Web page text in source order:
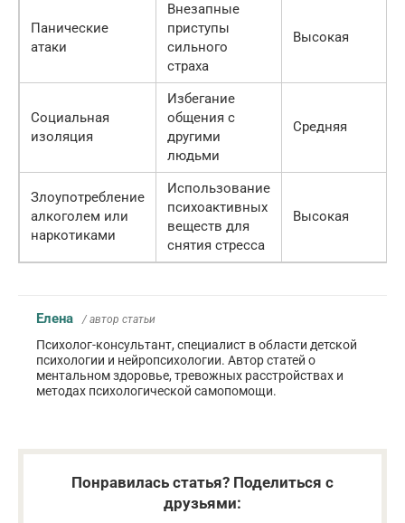
Панические
атаки
Внезапные
приступы
сильного
страха
Высокая
Социальная
изоляция
Избегание
общения с
другими
людьми
Средняя
Злоупотребление
алкоголем или
наркотиками
Использование
психоактивных
веществ для
снятия стресса
Высокая
Елена / автор статьи
Психолог-консультант, специалист в области детской
психологии и нейропсихологии. Автор статей о
ментальном здоровье, тревожных расстройствах и
методах психологической самопомощи.
Понравилась статья? Поделиться с
друзьями: